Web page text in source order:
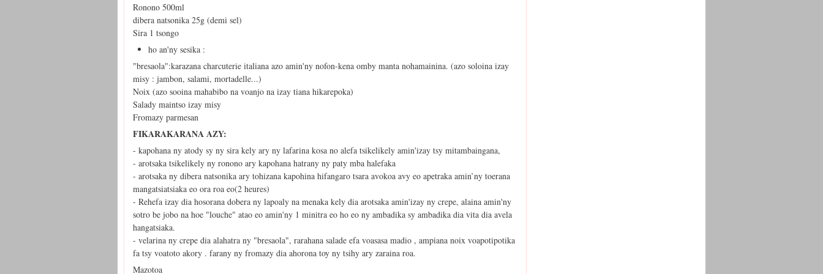
Ronono 500ml
dibera natsonika 25g (demi sel)
Sira 1 tsongo
ho an'ny sesika :
"bresaola":karazana charcuterie italiana azo amin'ny nofon-kena omby manta nohamainina. (azo soloina izay
misy : jambon, salami, mortadelle...)
Noix (azo sooina mahabibo na voanjo na izay tiana hikarepoka)
Salady maintso izay misy
Fromazy parmesan
FIKARAKARANA AZY:
- kapohana ny atody sy ny sira kely ary ny lafarina kosa no alefa tsikelikely amin'izay tsy mitambaingana,
- arotsaka tsikelikely ny ronono ary kapohana hatrany ny paty mba halefaka
- arotsaka ny dibera natsonika ary tohizana kapohina hifangaro tsara avokoa avy eo apetraka amin’ny toerana
mangatsiatsiaka eo ora roa eo(2 heures)
- Rehefa izay dia hosorana dobera ny lapoaly na menaka kely dia arotsaka amin'izay ny crepe, alaina amin'ny
sotro be jobo na hoe "louche" atao eo amin'ny 1 minitra eo ho eo ny ambadika sy ambadika dia vita dia avela
hangatsiaka.
- velarina ny crepe dia alahatra ny "bresaola", rarahana salade efa voasasa madio , ampiana noix voapotipotika
fa tsy voatoto akory . farany ny fromazy dia ahorona toy ny tsihy ary zaraina roa.
Mazotoa